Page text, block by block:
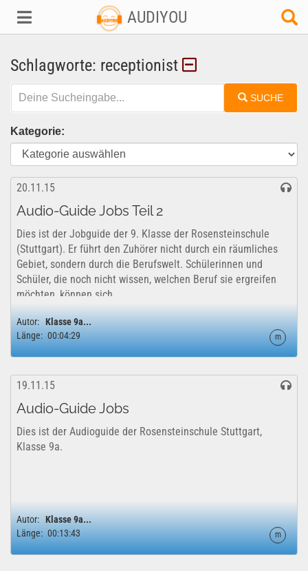
AUDIYOU
Schlagworte: receptionist
SUCHE
Kategorie:
20.11.15
Audio-Guide Jobs Teil 2
Dies ist der Jobguide der 9. Klasse der Rosensteinschule
(Stuttgart). Er führt den Zuhörer nicht durch ein räumliches
Gebiet, sondern durch die Berufswelt. Schülerinnen und
Schüler, die noch nicht wissen, welchen Beruf sie ergreifen
möchten, können sich...
Autor: Klasse 9a...
Länge: 00:04:29 m
19.11.15
Audio-Guide Jobs
Dies ist der Audioguide der Rosensteinschule Stuttgart,
Klasse 9a.
Autor: Klasse 9a...
Länge: 00:13:43 m